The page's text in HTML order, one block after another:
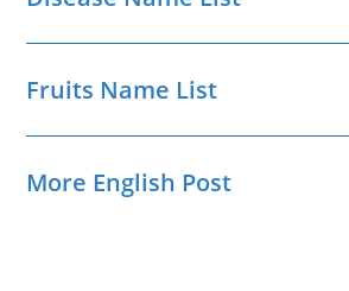
Fruits Name List
More English Post